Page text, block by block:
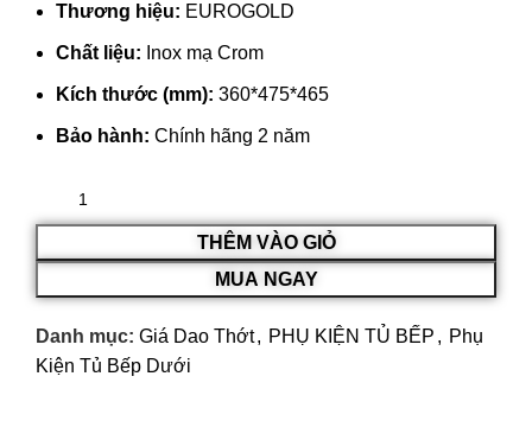
Thương hiệu: EUROGOLD
Chất liệu: Inox mạ Crom
Kích thước (mm): 360*475*465
Bảo hành: Chính hãng 2 năm
THÊM VÀO GIỎ
MUA NGAY
Danh mục: Giá Dao Thớt, PHỤ KIỆN TỦ BẾP , Phụ
Kiện Tủ Bếp Dưới